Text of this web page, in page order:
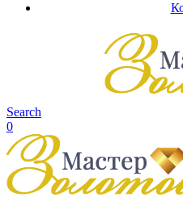
Search
0